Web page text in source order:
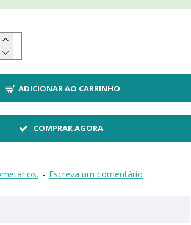
- Escreva um comentário
ADICIONAR AO CARRINHO
COMPRAR AGORA